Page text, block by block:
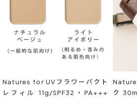
Natures for UVフラワーパクト
レフィル 11g/SPF32・PA+++
ク